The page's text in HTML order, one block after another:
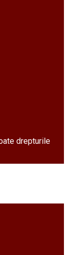
drepturile